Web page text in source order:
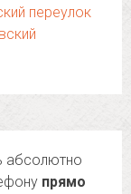
переулок
абсолютно
прямо